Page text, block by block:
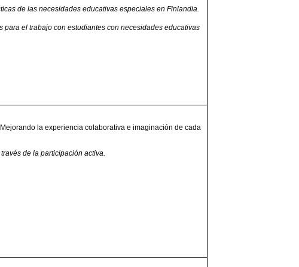
de las necesidades educativas especiales en Finlandia.
para el trabajo con estudiantes con necesidades educativas
Mejorando la experiencia colaborativa e imaginación de cada
de la participación activa.